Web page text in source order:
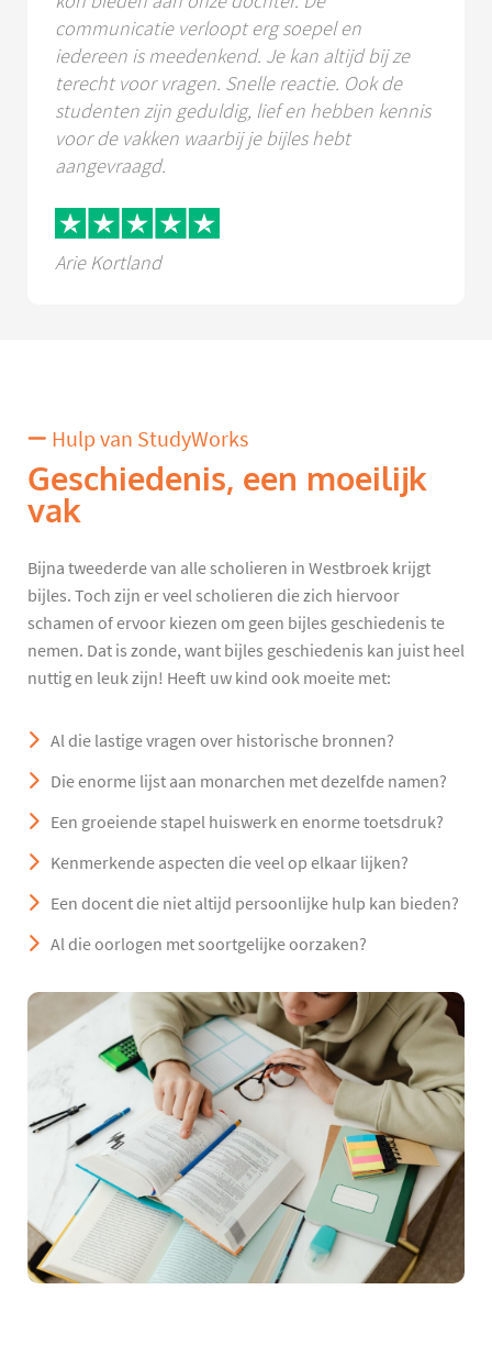
communicatie verloopt erg soepel en
iedereen is meedenkend. Je kan altijd bij ze
terecht voor vragen. Snelle reactie. Ook de
studenten zijn geduldig, lief en hebben kennis
voor de vakken waarbij je bijles hebt
aangevraagd.
Arie Kortland
Hulp van StudyWorks
Geschiedenis, een moeilijk
vak
Bijna tweederde van alle scholieren in Westbroek krijgt
bijles. Toch zijn er veel scholieren die zich hiervoor
schamen of ervoor kiezen om geen bijles geschiedenis te
nemen. Dat is zonde, want bijles geschiedenis kan juist heel
nuttig en leuk zijn! Heeft uw kind ook moeite met:
Al die lastige vragen over historische bronnen?
Die enorme lijst aan monarchen met dezelfde namen?
Een groeiende stapel huiswerk en enorme toetsdruk?
Kenmerkende aspecten die veel op elkaar lijken?
Een docent die niet altijd persoonlijke hulp kan bieden?
Al die oorlogen met soortgelijke oorzaken?